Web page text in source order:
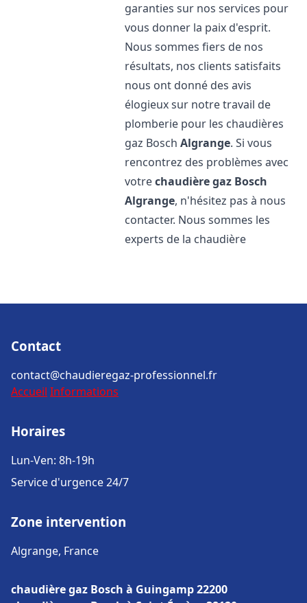
garanties sur nos services pour
vous donner la paix d'esprit.
Nous sommes fiers de nos
résultats, nos clients satisfaits
nous ont donné des avis
élogieux sur notre travail de
plomberie pour les chaudières
gaz BoschAlgrange. Si vous
rencontrez des problèmes avec
votrechaudière gaz Bosch
Algrange, n'hésitez pas à nous
contacter. Nous sommes les
experts de la chaudière
Contact
contact@chaudieregaz-professionnel.fr
Accueil Informations
Horaires
Lun-Ven: 8h-19h
Service d'urgence 24/7
Zone intervention
Algrange, France
chaudière gaz Bosch à Guingamp 22200